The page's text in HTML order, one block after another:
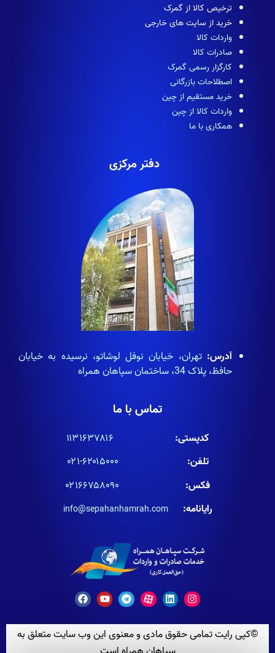
ترخیص کالا از گمرک
خرید از سایت های خارجی
واردات کالا
صادرات کالا
کارگزار رسمی گمرک
اصطلاحات بازرگانی
خرید مستقیم از چین
واردات کالا از چین
همکاری با ما
دفتر مرکزی
آدرس: تهران، خیابان نوفل لوشاتو، نرسیده به خیابان
حافظ، پلاک 34، ساختمان سپاهان همراه
تماس با ما
کدپستی:
۱۱۳۱۶۳۷۸۱۶
تلفن:
۶۲۰۱۵۰۰۰-۰۲۱
فکس:
۰۲۱۶۶۷۵۸۰۹۰
رایانامه:
info@sepahanhamrah.com
©کپی رایت تمامی حقوق مادی و معنوی این وب سایت متعلق به